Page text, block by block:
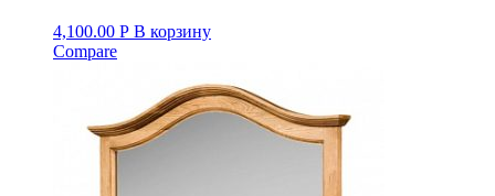
4,100.00 Р В корзину
Compare